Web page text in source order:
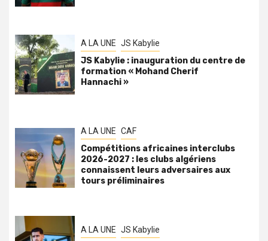
A LA UNE JS Kabylie
JS Kabylie : inauguration du centre de
formation « Mohand Cherif
Hannachi »
A LA UNE CAF
Compétitions africaines interclubs
2026-2027 : les clubs algériens
connaissent leurs adversaires aux
tours préliminaires
A LA UNE JS Kabylie